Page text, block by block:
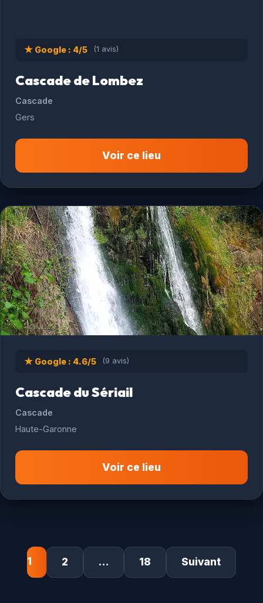
★ Google : 4/5 (1 avis)
Cascade de Lombez
Cascade
Gers
Voir ce lieu
★ Google : 4.6/5 (9 avis)
Cascade du Sériail
Cascade
Haute-Garonne
Voir ce lieu
1 2 … 18 Suivant